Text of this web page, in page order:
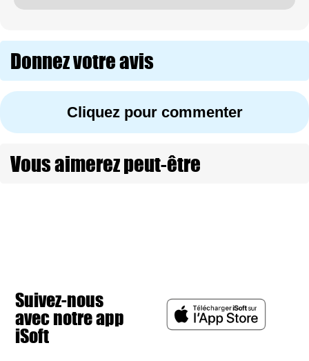
Donnez votre avis
Cliquez pour commenter
Vous aimerez peut-être
Suivez-nous
avec notre app
iSoft